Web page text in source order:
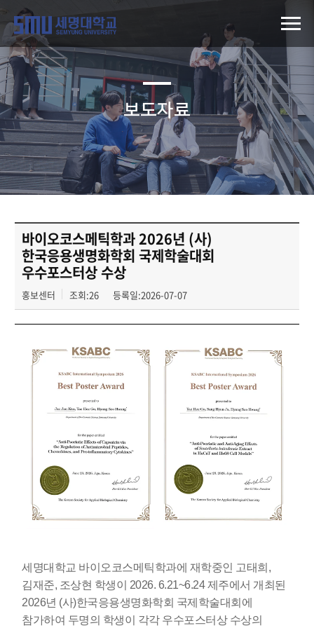
보도자료
바이오코스메틱학과 2026년 (사)
한국응용생명화학회 국제학술대회
우수포스터상 수상
홍보센터 조회:26 등록일:2026-07-07
세명대학교 바이오코스메틱학과에 재학중인 고태희,
김재준, 조상현 학생이 2026. 6.21~6.24 제주에서 개최된
2026년 (사)한국응용생명화학회 국제학술대회에
참가하여 두명의 학생이 각각 우수포스터상 수상의